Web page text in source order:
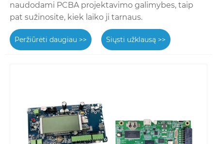
naudodami PCBA projektavimo galimybes, taip
pat sužinosite, kiek laiko ji tarnaus.
Peržiūrėti daugiau >> Siųsti užklausą >>